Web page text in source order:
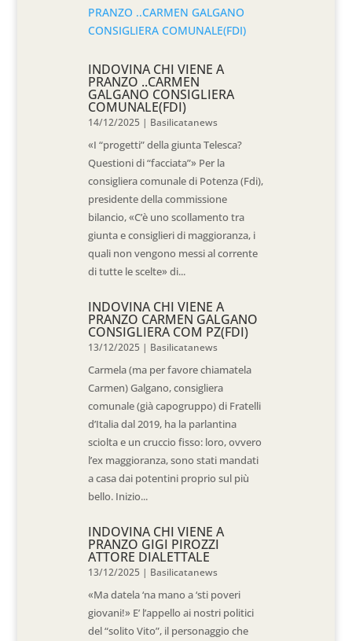
INDOVINA CHI VIENE A
PRANZO ..CARMEN
GALGANO CONSIGLIERA
COMUNALE(FDI)
14/12/2025 | Basilicatanews
«I “progetti” della giunta Telesca?
Questioni di “facciata”» Per la
consigliera comunale di Potenza (Fdi),
presidente della commissione
bilancio, «C’è uno scollamento tra
giunta e consiglieri di maggioranza, i
quali non vengono messi al corrente
di tutte le scelte» di...
INDOVINA CHI VIENE A
PRANZO CARMEN GALGANO
CONSIGLIERA COM PZ(FDI)
13/12/2025 | Basilicatanews
Carmela (ma per favore chiamatela
Carmen) Galgano, consigliera
comunale (già capogruppo) di Fratelli
d’Italia dal 2019, ha la parlantina
sciolta e un cruccio fisso: loro, ovvero
l’ex maggioranza, sono stati mandati
a casa dai potentini proprio sul più
bello. Inizio...
INDOVINA CHI VIENE A
PRANZO GIGI PIROZZI
ATTORE DIALETTALE
13/12/2025 | Basilicatanews
«Ma datela ‘na mano a ‘sti poveri
giovani!» E’ l’appello ai nostri politici
del “solito Vito”, il personaggio che